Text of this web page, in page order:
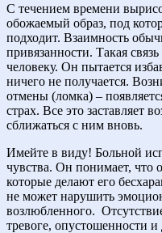
С течением времени
обожаемый образ, под
подходит. Взаимность
привязанности. Такая
человеку. Он пытается
ничего не получается.
отмены (ломка) –
страх. Все это заставляет
сближаться с ним вновь.
Имейте в виду! Больной
чувства. Он понимает, что
которые делают его
не может нарушить
возлюбленного.
тревоге, опустошенности и